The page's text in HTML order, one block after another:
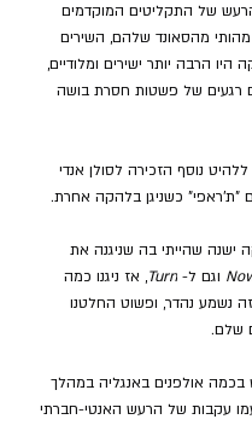
של התקליטים המוקדמים
מהסאונד שלהם, השירים
הרבה יותר ישירים ומלודיים,
רגעים של פשטות חסרת בושה
נוסף הזכירה לסולן אנדי
"ת'ראפי" כשניגן בלהקה אחרת.
ישנה שהייתי בה שניגנה את
וגם ל- Turn, אז ניגנו כמה
נשמע נהדר, ופשוט החלטנו
שלם.
אולפנים באנגליה במהלך
עמו עקבות של הרעש האנטי-חברתי